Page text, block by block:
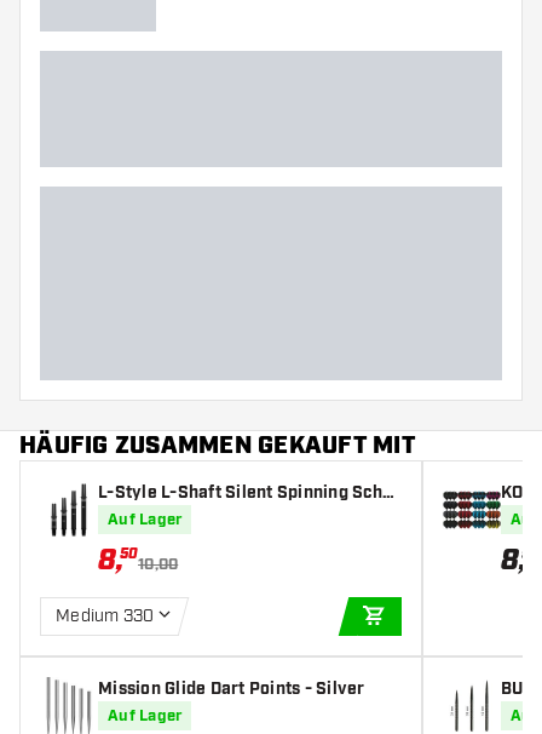
HÄUFIG ZUSAMMEN GEKAUFT MIT
L-Style L-Shaft Silent Spinning Schw
arz - Dart Shafts
Auf Lager
8,50
10,00
Medium 330
Mission Glide Dart Points - Silver
Auf Lager
ets)
Auf
8,95
Auf